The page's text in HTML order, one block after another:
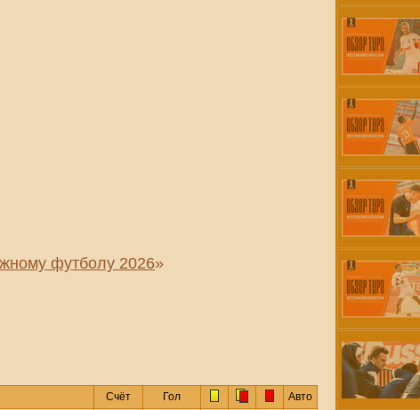
футболу 2026»
Счёт Гол Авто